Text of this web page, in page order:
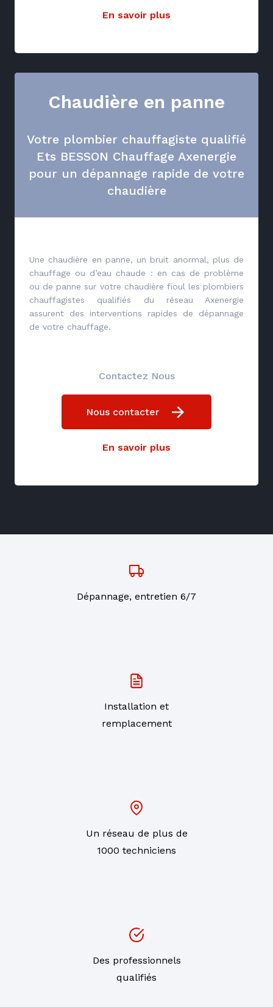
En savoir plus
Chaudière en panne
Votre plombier chauffagiste qualifié
Ets BESSON Chauffage Axenergie
pour un dépannage rapide de votre
chaudière
Une chaudière en panne, un bruit anormal, plus de
chauffage ou d’eau chaude : en cas de problème
ou de panne sur votre chaudière fioul les plombiers
chauffagistes qualifiés du réseau Axenergie
assurent des interventions rapides de dépannage
de votre chauffage.
Contactez Nous
Nous contacter
En savoir plus
Dépannage, entretien 6/7
Installation et
remplacement
Un réseau de plus de
1000 techniciens
Des professionnels
qualifiés